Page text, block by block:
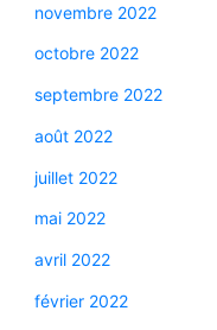
novembre 2022
octobre 2022
septembre 2022
août 2022
juillet 2022
mai 2022
avril 2022
février 2022